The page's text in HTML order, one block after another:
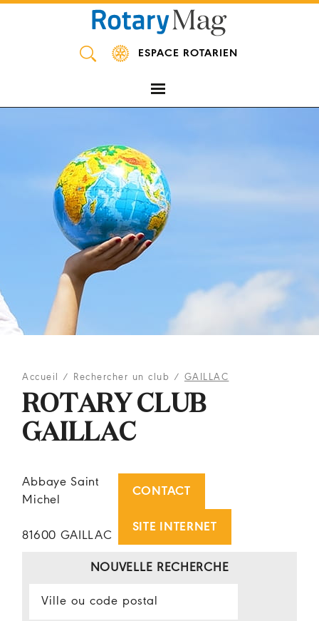
ESPACE ROTARIEN
Accueil / Rechercher un club / GAILLAC
ROTARY CLUB
GAILLAC
Abbaye Saint
Michel
81600 GAILLAC
CONTACT
SITE INTERNET
NOUVELLE RECHERCHE
Panneau de gestion des cookies